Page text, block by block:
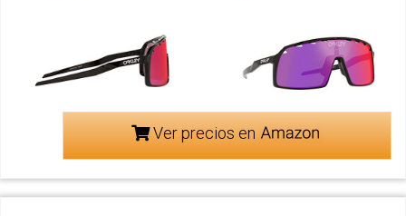
Ver precios en